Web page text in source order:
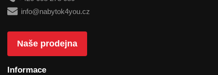
info@nabytok4you.cz
Naše prodejna
Informace